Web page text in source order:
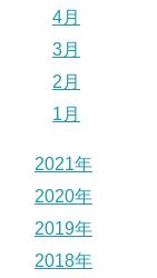
4月
3月
2月
1月
2021年
2020年
2019年
2018年